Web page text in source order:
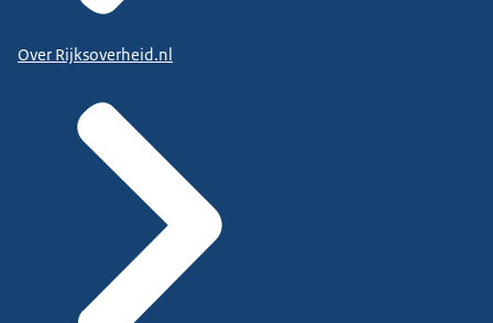
Over Rijksoverheid.nl